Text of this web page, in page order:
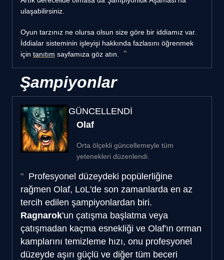
ulaşabilirsiniz.
Oyun tarzınız ne olursa olsun size göre bir iddiamız var.
İddialar sisteminin işleyişi hakkında fazlasını öğrenmek
için tanıtım sayfamıza göz atın.
Şampiyonlar
GÜNCELLENDİ
Olaf
Orta ölçekli güncellemeyle tüm
yetenekleri düzenlendi.
Profesyonel düzeydeki popülerliğine
rağmen Olaf, LoL'de son zamanlarda en az
tercih edilen şampiyonlardan biri.
Ragnarok'un çatışma başlatma veya
çatışmadan kaçma esnekliği ve Olaf'ın orman
kamplarını temizleme hızı, onu profesyonel
düzeyde aşırı güçlü ve diğer tüm beceri